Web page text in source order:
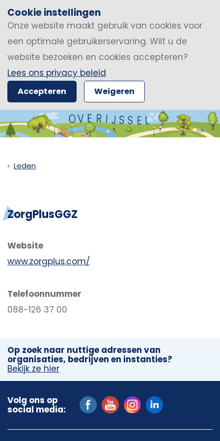
Cookie instellingen
Onze website maakt gebruik van cookies voor
een optimale gebruikerservaring. Wilt u de
website bezoeken en cookies accepteren?
Lees ons privacy beleid
Accepteren Weigeren
Leden
ZorgPlusGGZ
Website
www.zorgplus.com/
Telefoonnummer
088-126 37 00
Op zoek naar nuttige adressen van
organisaties, bedrijven en instanties?
Bekijk ze hier
Volg ons op
social media: